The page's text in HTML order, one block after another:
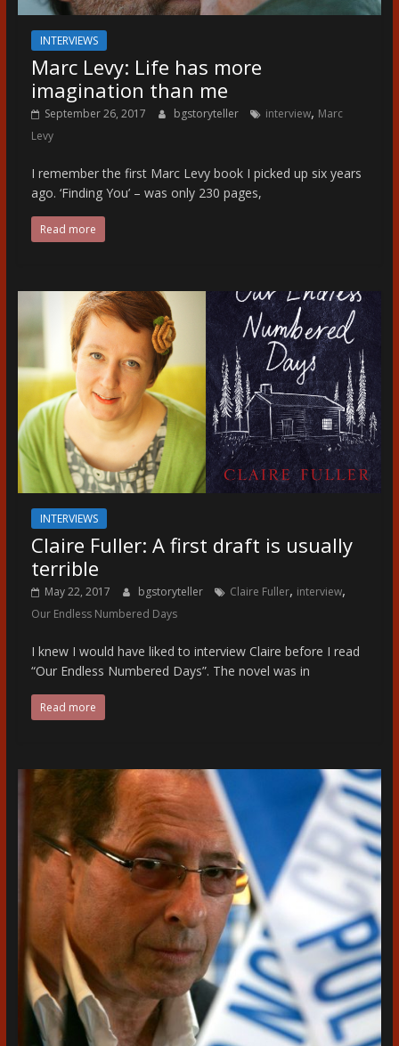
INTERVIEWS
Marc Levy: Life has more
imagination than me
September 26, 2017 bgstoryteller interview, Marc
Levy
I remember the first Marc Levy book I picked up six years
ago. ‘Finding You’ – was only 230 pages,
Read more
INTERVIEWS
Claire Fuller: A first draft is usually
terrible
May 22, 2017 bgstoryteller Claire Fuller, interview,
Our Endless Numbered Days
I knew I would have liked to interview Claire before I read
“Our Endless Numbered Days”. The novel was in
Read more